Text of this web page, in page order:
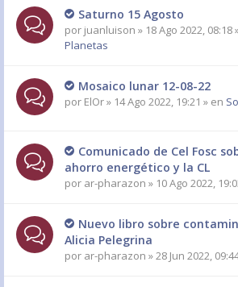
Saturno 15 Agosto
por juanluison » 18 Ago 2022, 08:18
Planetas
Mosaico lunar 12-08-22
por ElOr» 14 Ago 2022, 19:21 » en
Comunicado de Cel Fosc
ahorro energético y la CL
por ar-pharazon » 10 Ago 2022,
Nuevo libro sobre
Alicia Pelegrina
por ar-pharazon » 28 Jun 2022,